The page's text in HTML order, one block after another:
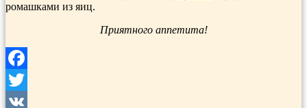
ромашками из яиц.
Приятного аппетита!
Facebook
Twitter